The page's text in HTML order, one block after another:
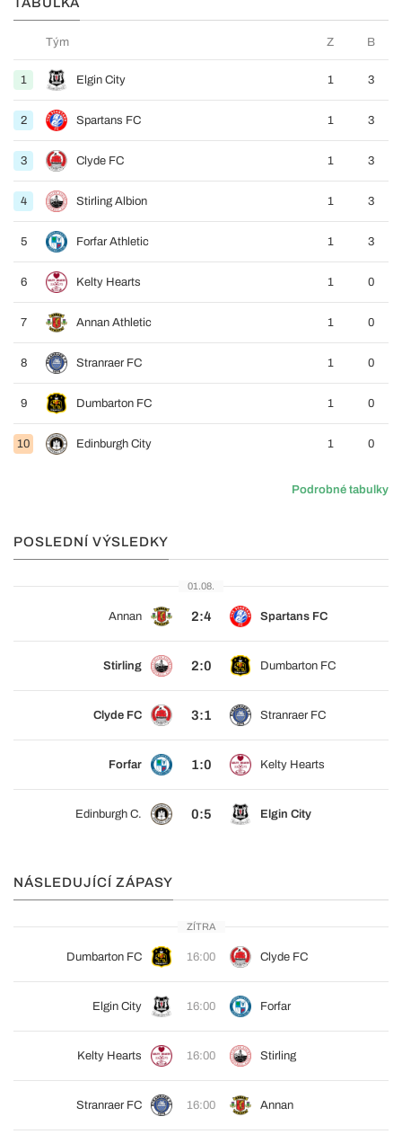
Tým Z B
1 Elgin City 1 3
2 Spartans FC 1 3
3 Clyde FC 1 3
4 Stirling Albion 1 3
5 Forfar Athletic 1 3
6 Kelty Hearts 1 0
7 Annan Athletic 1 0
8 Stranraer FC 1 0
9 Dumbarton FC 1 0
10 Edinburgh City 1 0
Podrobné tabulky
POSLEDNÍ VÝSLEDKY
01.08.
Annan 2:4 Spartans FC
Stirling 2:0 Dumbarton FC
Clyde FC 3:1 Stranraer FC
Forfar 1:0 Kelty Hearts
Edinburgh C. 0:5 Elgin City
NÁSLEDUJÍCÍ ZÁPASY
ZÍTRA
Dumbarton FC 16:00 Clyde FC
Elgin City 16:00 Forfar
Kelty Hearts 16:00 Stirling
Stranraer FC 16:00 Annan